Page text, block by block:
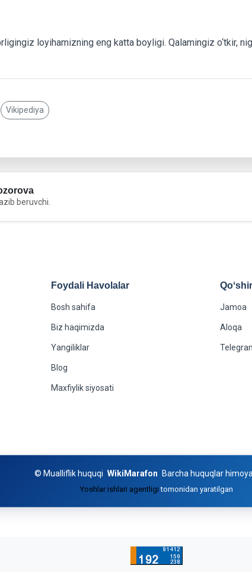
loyihamizning eng katta boyligi. Qalamingiz o‘tkir,
Vikipediya
beruvchi.
Foydali Havolalar
Bosh sahifa
Biz haqimizda
Yangiliklar
Blog
Maxfiylik siyosati
Jamoa
Aloqa
© Mualliflik huquqi WikiMarafon Barcha huquqlar
Yoshlar ishlari agentligi tomonidan yaratilgan